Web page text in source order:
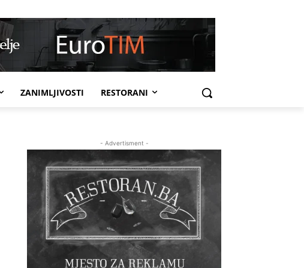
ZANIMLJIVOSTI RESTORANI
- Advertisment -